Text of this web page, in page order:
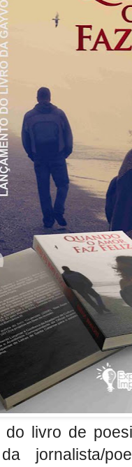
do livro de
jornalista/